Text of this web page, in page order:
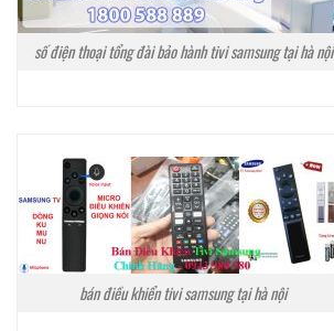
số điện thoại tổng đài bảo hành tivi samsung tại hà nội
bán điều khiển tivi samsung tại hà nội